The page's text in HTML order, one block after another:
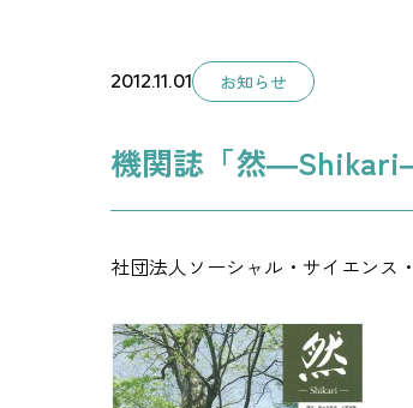
2012.11.01 お知らせ
機関誌「然
社団法人ソーシャル・サイエンス